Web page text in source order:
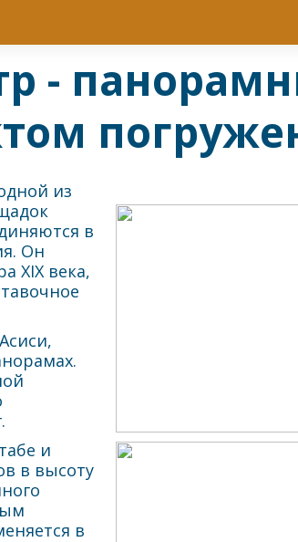
-
из
в
Он
XIX века,
и
в высоту
в